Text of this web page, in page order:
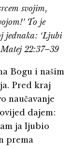
svojim,
To je
jednaka: ‘Ljubi
Matej 22:37–39
Bogu i našim
Pred kraj
naučavanje
dajem:
ja ljubio
prema